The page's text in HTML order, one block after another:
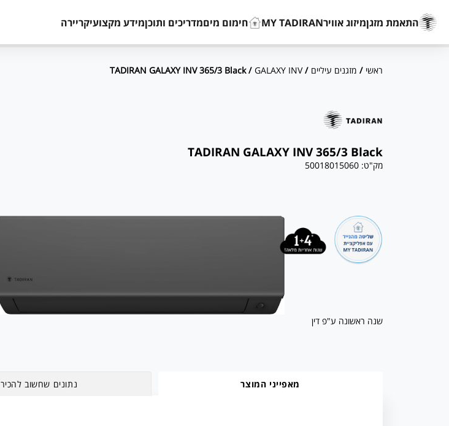
התאמת מזגןמיזוג אווירMY TADIRAN חימום מיםמדריכים ותוכןמידע מקצועיקריירה
ראשי / מזגנים עיליים /
GALAXY INV
/ TADIRAN GALAXY INV 365/3 Black
TADIRAN GALAXY INV 365/3 Black
מק"ט:50018015060
שנה ראשונה ע"פ דין
מאפייני המוצר נתונים שחשוב להכיר